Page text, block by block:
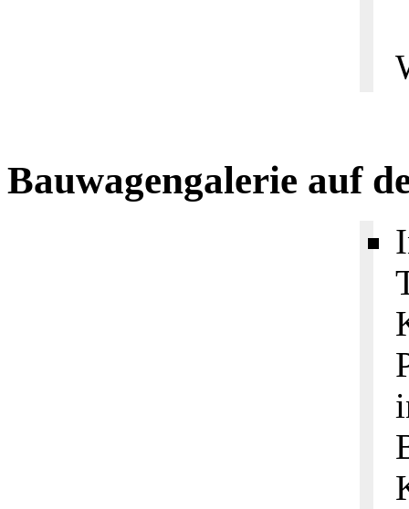
Bauwagengalerie auf